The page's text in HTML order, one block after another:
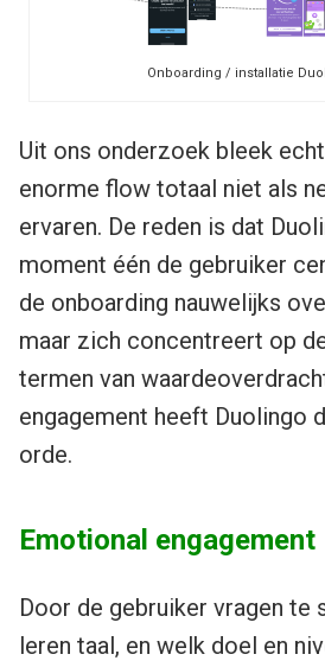
Onboarding / installatie
Uit ons onderzoek bleek
enorme flow totaal niet als
ervaren. De reden is dat
moment één de gebruiker
de onboarding nauwelijks
maar zich concentreert op
termen van
engagement heeft Duolingo
orde.
Emotional engagement
Door de gebruiker vragen te
leren taal, en welk doel en